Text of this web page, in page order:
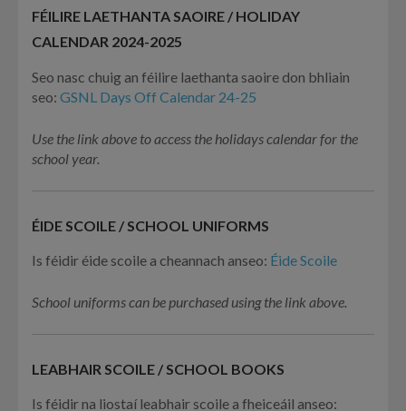
FÉILIRE LAETHANTA SAOIRE / HOLIDAY
CALENDAR 2024-2025
Seo nasc chuig an féilire laethanta saoire don bhliain
seo: GSNL Days Off Calendar 24-25
Use the link above to access the holidays calendar for the
school year.
ÉIDE SCOILE / SCHOOL UNIFORMS
Is féidir éide scoile a cheannach anseo: Éide Scoile
School uniforms can be purchased using the link above.
LEABHAIR SCOILE / SCHOOL BOOKS
Is féidir na liostaí leabhair scoile a fheiceáil anseo: